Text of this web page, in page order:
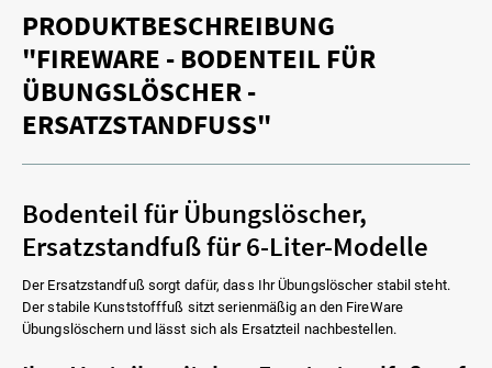
PRODUKTBESCHREIBUNG
"FIREWARE - BODENTEIL FÜR
ÜBUNGSLÖSCHER -
ERSATZSTANDFUSS"
Bodenteil für Übungslöscher,
Ersatzstandfuß für 6-Liter-Modelle
Der Ersatzstandfuß sorgt dafür, dass Ihr Übungslöscher stabil steht.
Der stabile Kunststofffuß sitzt serienmäßig an den FireWare
Übungslöschern und lässt sich als Ersatzteil nachbestellen.